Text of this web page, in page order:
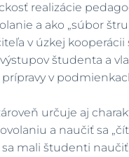
realizácie
a ako „súbor
v úzkej
študenta a
v
určuje aj
a naučiť sa
mali študenti